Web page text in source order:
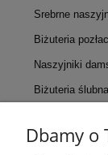
Srebrne
Biżuteria
Naszyjniki
Biżuteria ślubna
Dbamy o